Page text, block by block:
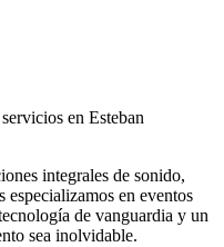
en Esteban
integrales de sonido,
en eventos
de vanguardia y un
sea inolvidable.